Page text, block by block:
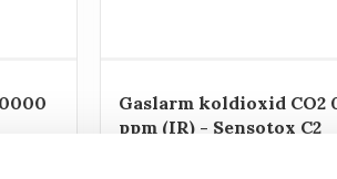
Gaslarm koldioxid CO2
ppm (IR) - Sensotox C2